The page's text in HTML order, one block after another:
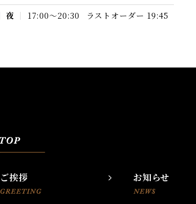
夜
17:00〜20:30 ラストオーダー 19:45
ご挨拶 お知らせ